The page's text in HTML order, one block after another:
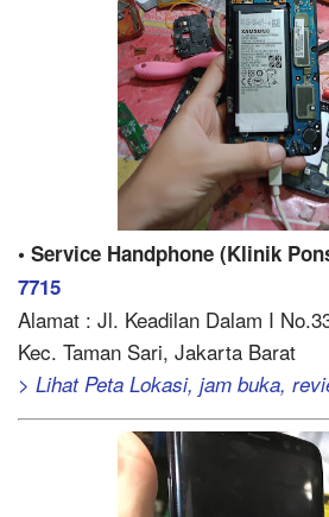
• Service Handphone (Klinik
7715
Alamat : Jl. Keadilan Dalam I
Kec. Taman Sari, Jakarta Barat
> Lihat Peta Lokasi, jam buka,